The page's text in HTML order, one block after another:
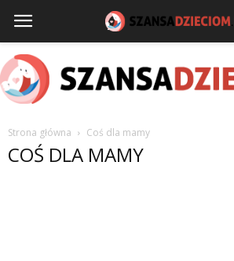
Strona główna Coś dla mamy
COŚ DLA MAMY